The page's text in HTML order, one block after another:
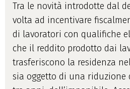
Tra le novità introdotte dal
volta ad incentivare
di lavoratori con qualifiche
che il reddito prodotto dai
trasferiscono la residenza
sia oggetto di una riduzione